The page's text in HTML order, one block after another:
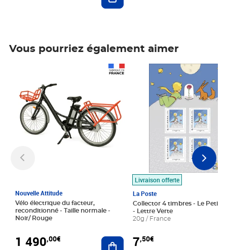
Vous pourriez également aimer
Nouvelle Attitude
Vélo électrique du facteur,
reconditionné - Taille normale -
Noir/ Rouge
1 490,00€ Ajouter au panier
Livraison offerte
La Poste
Collector 4 timbres - Le Petit
- Lettre Verte
20g / France
7,50€
Prix 7,50€